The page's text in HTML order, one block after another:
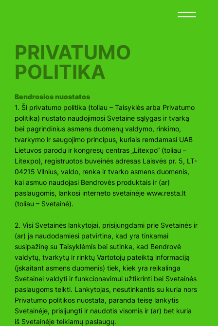
PRIVATUMO
POLITIKA
Bendrosios nuostatos
1. Ši privatumo politika (toliau – Taisyklės arba Privatumo
politika) nustato naudojimosi Svetaine sąlygas ir tvarką
bei pagrindinius asmens duomenų valdymo, rinkimo,
tvarkymo ir saugojimo principus, kuriais remdamasi UAB
Lietuvos parodų ir kongresų centras „Litexpo“ (toliau –
Litexpo), registruotos buveinės adresas Laisvės pr. 5, LT-
04215 Vilnius, valdo, renka ir tvarko asmens duomenis,
kai asmuo naudojasi Bendrovės produktais ir (ar)
paslaugomis, lankosi interneto svetainėje www.resta.lt
(toliau – Svetainė).
2. Visi Svetainės lankytojai, prisijungdami prie Svetainės ir
(ar) ja naudodamiesi patvirtina, kad yra tinkamai
susipažinę su Taisyklėmis bei sutinka, kad Bendrovė
valdytų, tvarkytų ir rinktų Vartotojų pateiktą informaciją
(įskaitant asmens duomenis) tiek, kiek yra reikalinga
Svetainei valdyti ir funkcionavimui užtikrinti bei Svetainės
paslaugoms teikti. Lankytojas, nesutinkantis su kuria nors
Privatumo politikos nuostata, paranda teisę lankytis
Svetainėje, prisijungti ir naudotis visomis ir (ar) bet kuria
iš Svetainėje teikiamų paslaugų.